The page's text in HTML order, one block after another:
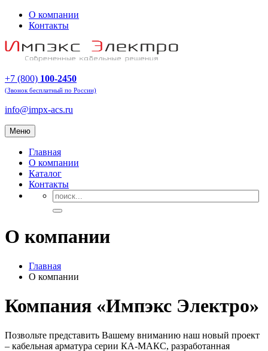
О компании
Контакты
+7 (800) 100-2450
(Звонок бесплатный по России)
info@impx-acs.ru
Меню
Главная
О компании
Каталог
Контакты
О компании
Главная
О компании
Компания «Импэкс Электро»
Позвольте представить Вашему вниманию наш новый проект
– кабельная арматура серии КА-МАКС, разработанная